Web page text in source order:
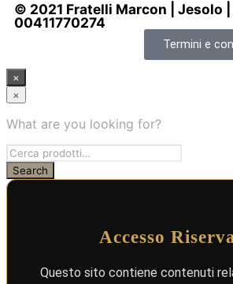
© 2021 Fratelli Marcon | Jesolo |
00411770274
Termini e
×
×
What are you looking for?
Accesso
Questo sito contiene contenuti